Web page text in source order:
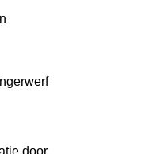
door